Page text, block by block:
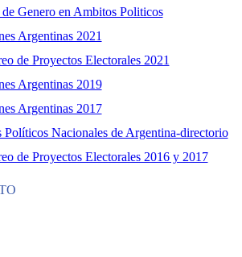
de Genero en Ambitos Politicos
Argentinas 2021
de Proyectos Electorales 2021
Argentinas 2019
Argentinas 2017
Políticos Nacionales de Argentina-directorio
de Proyectos Electorales 2016 y 2017